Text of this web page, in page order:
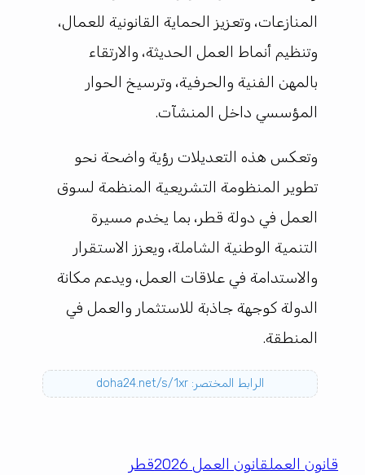
المنازعات، وتعزيز الحماية القانونية للعمال،
وتنظيم أنماط العمل الحديثة، والارتقاء
بالمهن الفنية والحرفية، وترسيخ الحوار
المؤسسي داخل المنشآت.
وتعكس هذه التعديلات رؤية واضحة نحو
تطوير المنظومة التشريعية المنظمة لسوق
العمل في دولة قطر، بما يخدم مسيرة
التنمية الوطنية الشاملة، ويعزز الاستقرار
والاستدامة في علاقات العمل، ويدعم مكانة
الدولة كوجهة جاذبة للاستثمار والعمل في
المنطقة.
الرابط المختصر: doha24.net/s/1xr
قانون العملقانون العمل 2026 قطر